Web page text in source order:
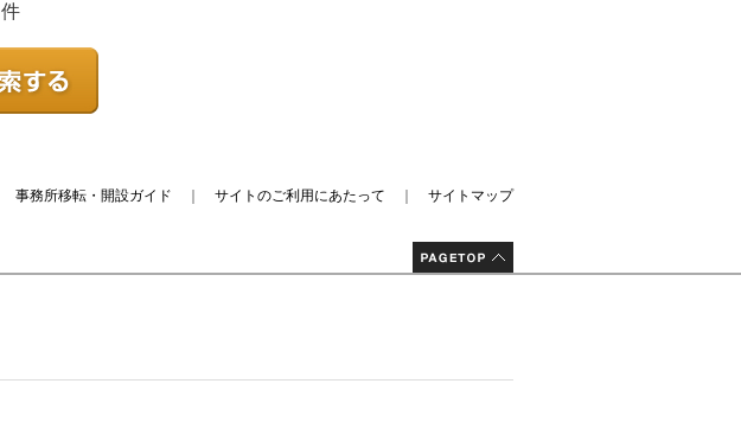
件
事務所移転・開設ガイド サイトのご利用にあたって サイトマップ